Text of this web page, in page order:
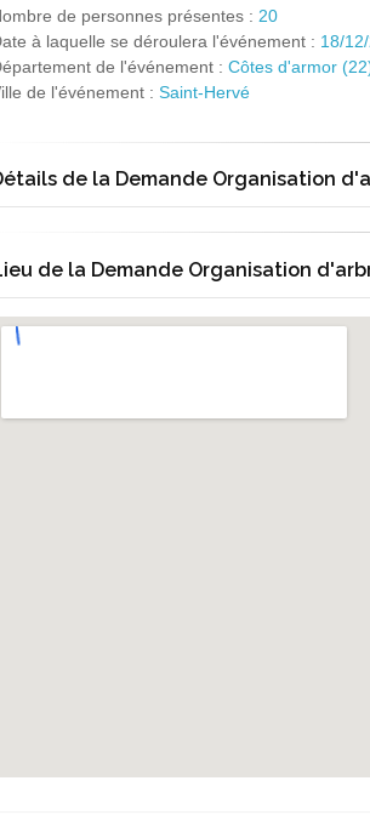
de personnes présentes : 20
à laquelle se déroulera l'événement : 18/
de l'événement : Côtes d'armor
de l'événement : Saint-Hervé
de la Demande Organisation
de la Demande Organisation